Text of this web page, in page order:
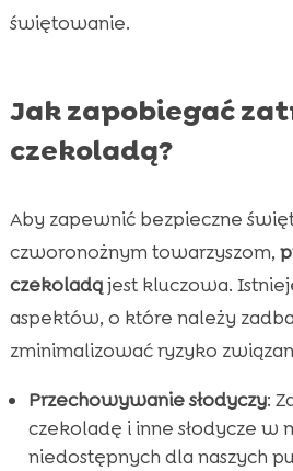
świętowanie.
Jak zapobiegać
czekoladą?
Aby zapewnić bezpieczne
czworonożnym towarzyszom,
czekoladąjest kluczowa.
aspektów, o które należy
zminimalizować ryzyko
Przechowywanie słodyczy:
czekoladę i inne słodycze w
niedostępnych dla naszych